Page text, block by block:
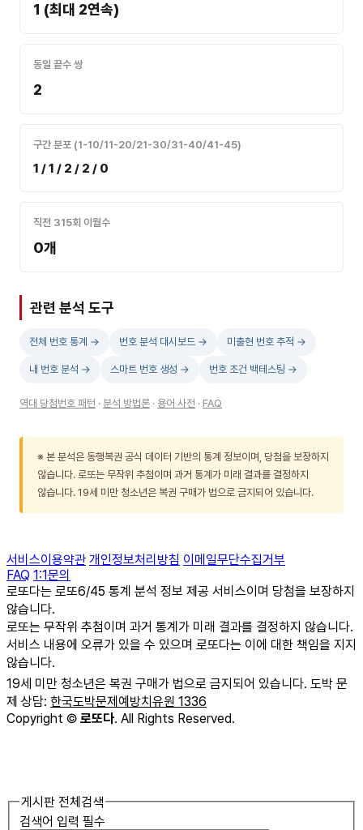
1 (최대 2연속)
동일 끝수 쌍
2
구간 분포 (1-10/11-20/21-30/31-40/41-45)
1 / 1 / 2 / 2 / 0
직전 315회 이월수
0개
관련 분석 도구
전체 번호 통계 → 번호 분석 대시보드 → 미출현 번호 추적 →
내 번호 분석 → 스마트 번호 생성 → 번호 조건 백테스팅 →
역대 당첨번호 패턴 · 분석 방법론 · 용어 사전 · FAQ
※ 본 분석은 동행복권 공식 데이터 기반의 통계 정보이며, 당첨을 보장하지
않습니다. 로또는 무작위 추첨이며 과거 통계가 미래 결과를 결정하지
않습니다. 19세 미만 청소년은 복권 구매가 법으로 금지되어 있습니다.
서비스이용약관 개인정보처리방침 이메일무단수집거부
FAQ 1:1문의
로또다는 로또6/45 통계 분석 정보 제공 서비스이며 당첨을 보장하지
않습니다.
로또는 무작위 추첨이며 과거 통계가 미래 결과를 결정하지 않습니다.
서비스 내용에 오류가 있을 수 있으며 로또다는 이에 대한 책임을 지지
않습니다.
19세 미만 청소년은 복권 구매가 법으로 금지되어 있습니다. 도박 문
제 상담: 한국도박문제예방치유원 1336
Copyright © 로또다. All Rights Reserved.
게시판 전체검색
검색어 입력 필수